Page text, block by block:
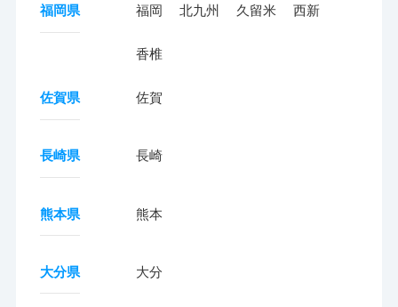
福岡県 福岡 北九州 久留米 西新
香椎
佐賀県 佐賀
長崎県 長崎
熊本県 熊本
大分県 大分